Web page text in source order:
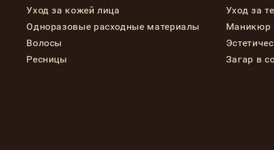
Уход за кожей лица
Одноразовые расходные материалы
Волосы
Ресницы
Уход за
Маникюр
Загар в